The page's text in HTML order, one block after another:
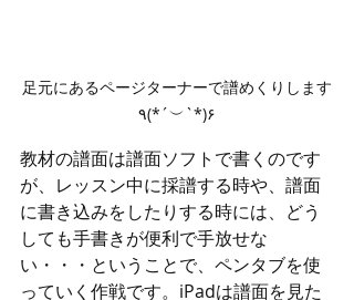
足元にあるページターナーで譜めくりします
٩(*´︶`*)۶
教材の譜面は譜面ソフトで書くのです
が、レッスン中に採譜する時や、譜面
に書き込みをしたりする時には、どう
しても手書きが便利で手放せな
い・・・ということで、ペンタブを使
っていく作戦です。iPadは譜面を見た